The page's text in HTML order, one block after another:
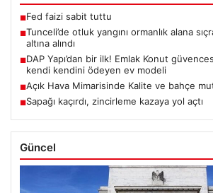
■Fed faizi sabit tuttu
■Tunceli’de otluk yangını ormanlık alana
altına alındı
■DAP Yapı’dan bir ilk! Emlak Konut
kendi kendini ödeyen ev modeli
■Açık Hava Mimarisinde Kalite ve bahçe
■Sapağı kaçırdı, zincirleme kazaya yol açtı
Güncel